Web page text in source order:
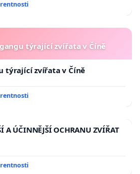
týrající zvířata v Číně
týrající zvířata v Číně
A ÚČINNĚJŠÍ OCHRANU ZVÍŘAT